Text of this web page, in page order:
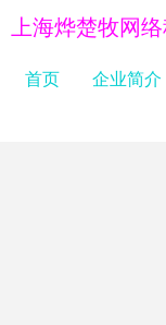
上海烨楚牧网
首页 企业简介